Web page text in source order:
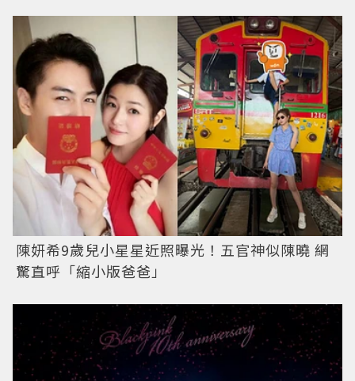
陳妍希9歲兒小星星近照曝光！五官神似陳曉 網
驚直呼「縮小版爸爸」